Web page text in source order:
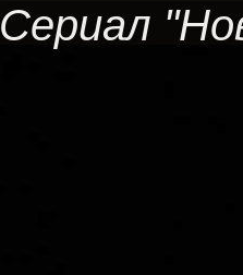
Сериал